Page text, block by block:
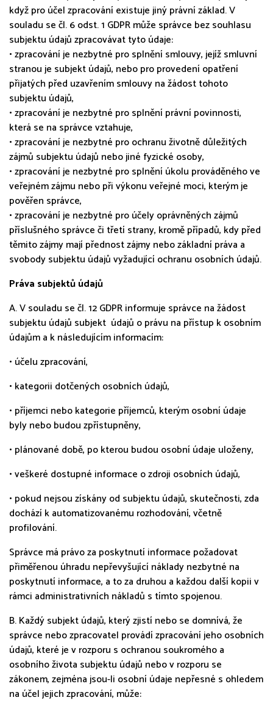
když pro účel zpracování existuje jiný právní základ. V
souladu se čl. 6 odst. 1 GDPR může správce bez souhlasu
subjektu údajů zpracovávat tyto údaje:
• zpracování je nezbytné pro splnění smlouvy, jejíž smluvní
stranou je subjekt údajů, nebo pro provedení opatření
přijatých před uzavřením smlouvy na žádost tohoto
subjektu údajů,
• zpracování je nezbytné pro splnění právní povinnosti,
která se na správce vztahuje,
• zpracování je nezbytné pro ochranu životně důležitých
zájmů subjektu údajů nebo jiné fyzické osoby,
• zpracování je nezbytné pro splnění úkolu prováděného ve
veřejném zájmu nebo při výkonu veřejné moci, kterým je
pověřen správce,
• zpracování je nezbytné pro účely oprávněných zájmů
příslušného správce či třetí strany, kromě případů, kdy před
těmito zájmy mají přednost zájmy nebo základní práva a
svobody subjektu údajů vyžadující ochranu osobních údajů.
Práva subjektů údajů
A. V souladu se čl. 12 GDPR informuje správce na žádost
subjektu údajů subjekt údajů o právu na přístup k osobním
údajům a k následujícím informacím:
• účelu zpracování,
• kategorii dotčených osobních údajů,
• příjemci nebo kategorie příjemců, kterým osobní údaje
byly nebo budou zpřístupněny,
• plánované době, po kterou budou osobní údaje uloženy,
• veškeré dostupné informace o zdroji osobních údajů,
• pokud nejsou získány od subjektu údajů, skutečnosti, zda
dochází k automatizovanému rozhodování, včetně
profilování.
Správce má právo za poskytnutí informace požadovat
přiměřenou úhradu nepřevyšující náklady nezbytné na
poskytnutí informace, a to za druhou a každou další kopii v
rámci administrativních nákladů s tímto spojenou.
B. Každý subjekt údajů, který zjistí nebo se domnívá, že
správce nebo zpracovatel provádí zpracování jeho osobních
údajů, které je v rozporu s ochranou soukromého a
osobního života subjektu údajů nebo v rozporu se
zákonem, zejména jsou-li osobní údaje nepřesné s ohledem
na účel jejich zpracování, může: